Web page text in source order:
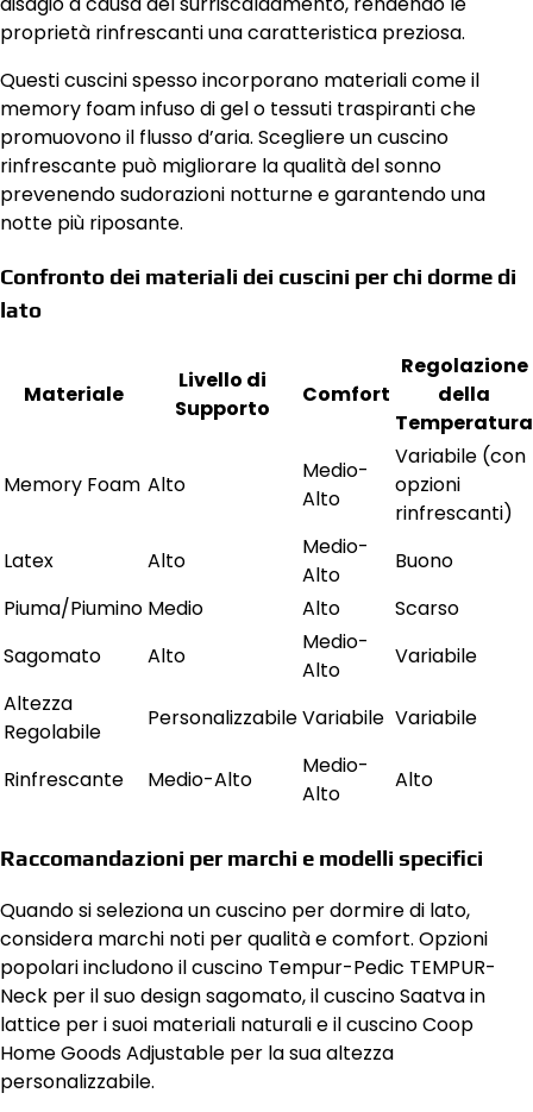
proprietà rinfrescanti una caratteristica preziosa.
Questi cuscini spesso incorporano materiali come il
memory foam infuso di gel o tessuti traspiranti che
promuovono il flusso d’aria. Scegliere un cuscino
rinfrescante può migliorare la qualità del sonno
prevenendo sudorazioni notturne e garantendo una
notte più riposante.
Confronto dei materiali dei cuscini per chi dorme di
lato
Materiale
Livello di
Supporto
Comfort
Regolazione
della
Temperatura
Memory Foam Alto
Medio-
Alto
Variabile (con
opzioni
rinfrescanti)
Latex
Alto
Medio-
Alto
Buono
Piuma/Piumino Medio Alto
Scarso
Sagomato
Alto
Medio-
Alto
Variabile
Altezza
Regolabile
PersonalizzabileVariabile Variabile
Rinfrescante Medio-Alto
Medio-
Alto
Alto
Raccomandazioni per marchi e modelli specifici
Quando si seleziona un cuscino per dormire di lato,
considera marchi noti per qualità e comfort. Opzioni
popolari includono il cuscino Tempur-Pedic TEMPUR-
Neck per il suo design sagomato, il cuscino Saatva in
lattice per i suoi materiali naturali e il cuscino Coop
Home Goods Adjustable per la sua altezza
personalizzabile.